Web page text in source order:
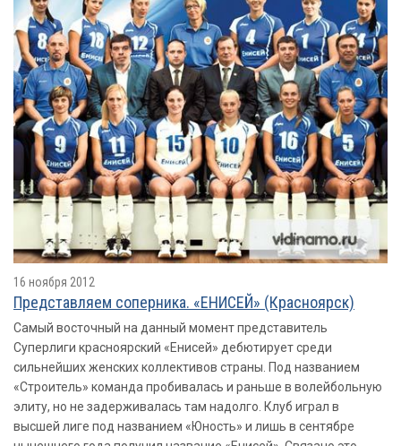
16 ноября 2012
Представляем соперника. «ЕНИСЕЙ» (Красноярск)
Самый восточный на данный момент представитель
Cуперлиги красноярский «Енисей» дебютирует среди
сильнейших женских коллективов страны. Под названием
«Строитель» команда пробивалась и раньше в волейбольную
элиту, но не задерживалась там надолго. Клуб играл в
высшей лиге под названием «Юность» и лишь в сентябре